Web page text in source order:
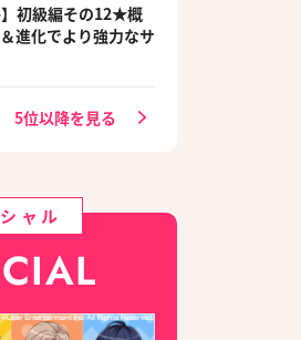
】初級編その12★概
進化でより強力なサ
5位以降を見る
ャル